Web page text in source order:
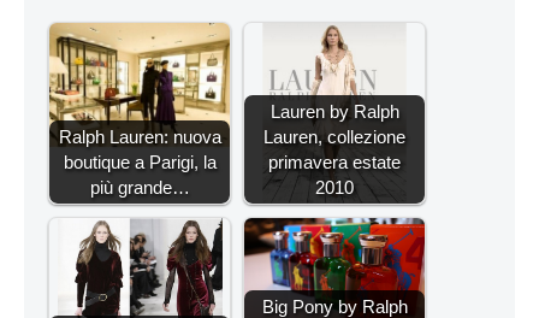
Ralph Lauren: nuova
boutique a Parigi, la
più grande…
Lauren by Ralph
Lauren, collezione
primavera estate
2010
Big Pony by Ralph